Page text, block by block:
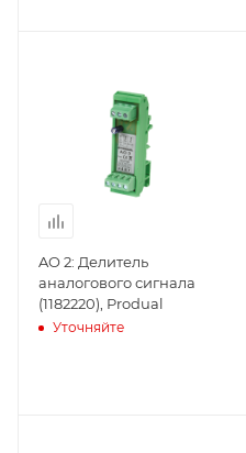
AO 2: Делитель
аналогового сигнала
(1182220), Produal
Уточняйте